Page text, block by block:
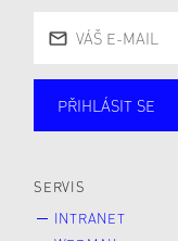
PŘIHLÁSIT SE
SERVIS
INTRANET